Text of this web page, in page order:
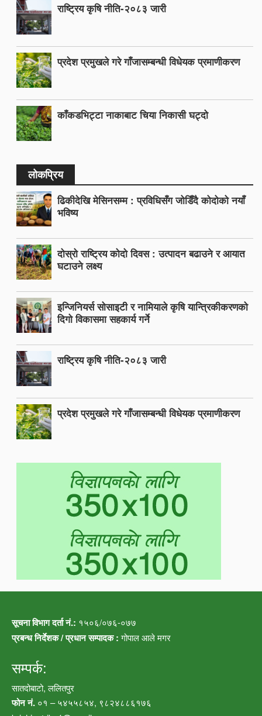
राष्ट्रिय कृषि नीति-२०८३ जारी
प्रदेश प्रमुखले गरे गाँजासम्बन्धी विधेयक प्रमाणीकरण
काँकडभिट्टा नाकाबाट चिया निकासी घट्दो
लोकप्रिय
ढिकीदेखि मेसिनसम्म : प्रविधिसँग जोडिँदै कोदोको नयाँ
भविष्य
दोस्रो राष्ट्रिय कोदो दिवस : उत्पादन बढाउने र आयात
घटाउने लक्ष्य
इन्जिनियर्स सोसाइटी र नामियाले कृषि यान्त्रिकीकरणको
दिगो विकासमा सहकार्य गर्ने
राष्ट्रिय कृषि नीति-२०८३ जारी
प्रदेश प्रमुखले गरे गाँजासम्बन्धी विधेयक प्रमाणीकरण
सूचना विभाग दर्ता नं.: १५०६/०७६-०७७
प्रबन्ध निर्देशक / प्रधान सम्पादक :गोपाल आले मगर
सम्पर्क:
सातदोबाटो, ललितपुर
फोन नं. ०१ – ५४५५८५४, ९८२४८८६१७६